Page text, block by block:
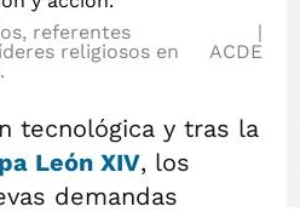
referentes
religiosos en
ACDE
tecnológica y tras la
León XIV, los
demandas